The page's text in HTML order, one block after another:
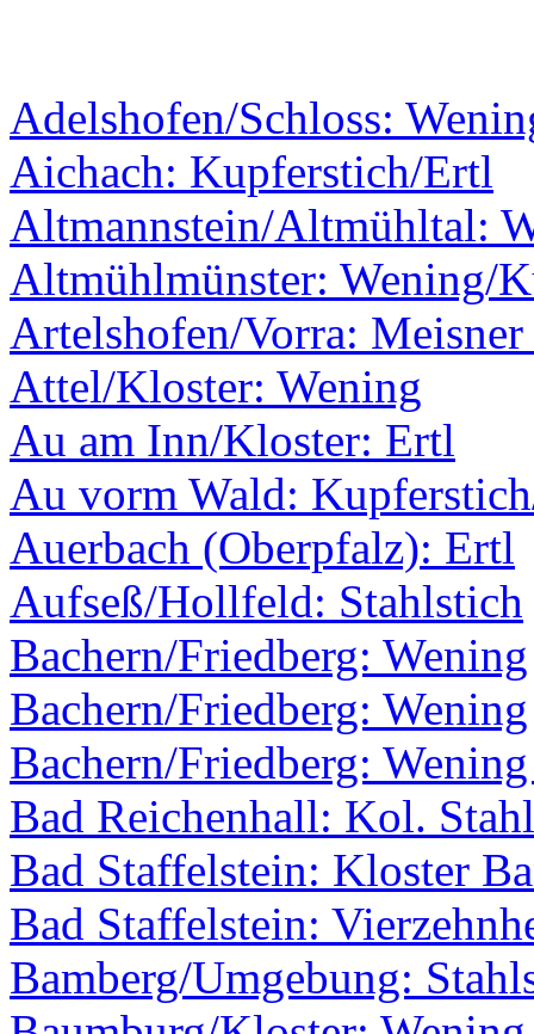
Adelshofen/Schloss:
Aichach: Kupferstich/Ertl
Altmannstein/Altmühltal:
Altmühlmünster: Wening/
Artelshofen/Vorra: Meisner
Attel/Kloster: Wening
Au am Inn/Kloster: Ertl
Au vorm Wald:
Auerbach (Oberpfalz): Ertl
Aufseß/Hollfeld: Stahlstich
Bachern/Friedberg: Wening
Bachern/Friedberg: Wening
Bachern/Friedberg:
Bad Reichenhall: Kol.
Bad Staffelstein: Kloster
Bad Staffelstein:
Bamberg/Umgebung: